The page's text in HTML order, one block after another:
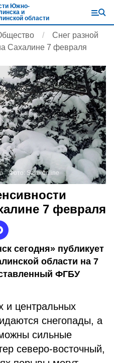
Южно-
и
области
Снег разной
Сахалине 7 февраля
Фото: Sakh.online
7 февраля
сегодня» публикует
области на 7
ФГБУ
и центральных
снегопады, а
сильные
северо-восточный,